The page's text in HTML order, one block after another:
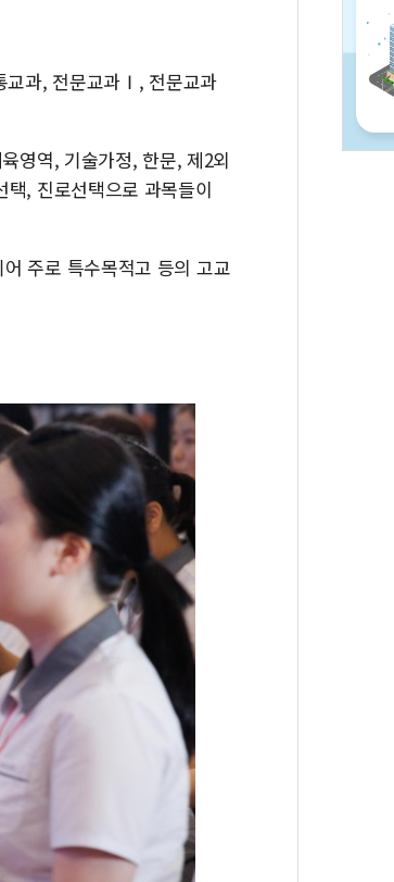
교과, 전문교과Ⅰ, 전문교과
영역, 기술가정, 한문, 제2외
, 진로선택으로 과목들이
주로 특수목적고 등의 고교